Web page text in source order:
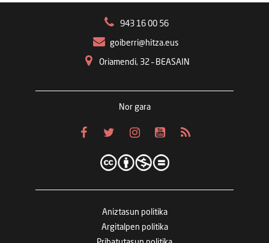
943 16 00 56
goiberri@hitza.eus
Oriamendi, 32 – BEASAIN
Nor gara
Aniztasun politika
Argitalpen politika